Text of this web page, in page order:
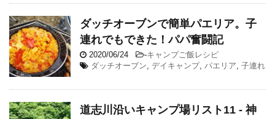
ダッチオーブンで簡単パエリア。子
連れでもできた！パパ奮闘記
2020/06/24 -キャンプご飯レシピ
ダッチオーブン, デイキャンプ, パエリア, 子連れ
道志川沿いキャンプ場リスト11 - 神